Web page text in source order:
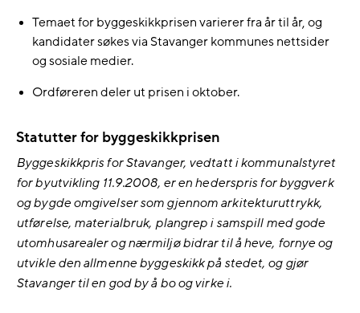
Temaet for byggeskikkprisen varierer fra år til år, og
kandidater søkes via Stavanger kommunes nettsider
og sosiale medier.
Ordføreren deler ut prisen i oktober.
Statutter for byggeskikkprisen
Byggeskikkpris for Stavanger, vedtatt i kommunalstyret
for byutvikling 11.9.2008, er en hederspris for byggverk
og bygde omgivelser som gjennom arkitekturuttrykk,
utførelse, materialbruk, plangrep i samspill med gode
utomhusarealer og nærmiljø bidrar til å heve, fornye og
utvikle den allmenne byggeskikk på stedet, og gjør
Stavanger til en god by å bo og virke i.